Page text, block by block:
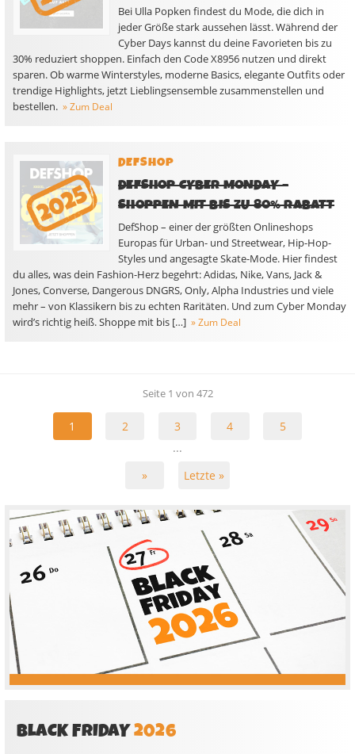
Bei Ulla Popken findest du Mode, die dich in
jeder Größe stark aussehen lässt. Während der
Cyber Days kannst du deine Favorieten bis zu
30% reduziert shoppen. Einfach den Code X8956 nutzen und direkt
sparen. Ob warme Winterstyles, moderne Basics, elegante Outfits oder
trendige Highlights, jetzt Lieblingsensemble zusammenstellen und
bestellen. » Zum Deal
DEFSHOP
DEFSHOP CYBER MONDAY –
SHOPPEN MIT BIS ZU 80% RABATT
DefShop – einer der größten Onlineshops
Europas für Urban- und Streetwear, Hip-Hop-
Styles und angesagte Skate-Mode. Hier findest
du alles, was dein Fashion-Herz begehrt: Adidas, Nike, Vans, Jack &
Jones, Converse, Dangerous DNGRS, Only, Alpha Industries und viele
mehr – von Klassikern bis zu echten Raritäten. Und zum Cyber Monday
wird’s richtig heiß. Shoppe mit bis […] » Zum Deal
Seite 1 von 472
1 2 3 4
5
...
»
Letzte »
BLACK FRIDAY2026